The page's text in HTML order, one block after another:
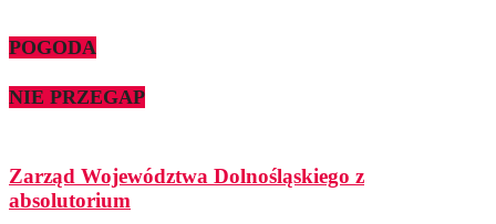
POGODA
NIE PRZEGAP
Zarząd Województwa Dolnośląskiego z
absolutorium